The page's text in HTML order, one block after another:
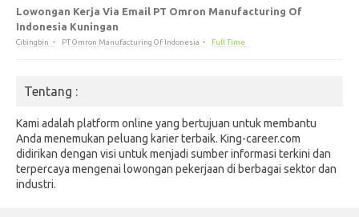
Lowongan Kerja Via Email PT Omron Manufacturing Of
Indonesia Kuningan
Cibingbin PT Omron Manufacturing Of Indonesia Full Time
Tentang :
Kami adalah platform online yang bertujuan untuk membantu
Anda menemukan peluang karier terbaik. King-career.com
didirikan dengan visi untuk menjadi sumber informasi terkini dan
terpercaya mengenai lowongan pekerjaan di berbagai sektor dan
industri.